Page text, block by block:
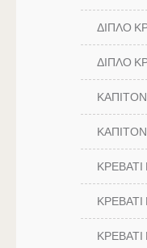
ΔΙΠΛΟ
ΔΙΠΛΟ
ΚΡΕΒΑΤΙ
ΚΡΕΒΑΤΙ